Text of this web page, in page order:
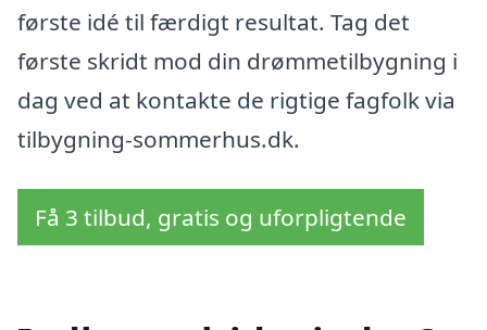
første idé til færdigt resultat. Tag det
første skridt mod din drømmetilbygning i
dag ved at kontakte de rigtige fagfolk via
tilbygning-sommerhus.dk.
Få 3 tilbud, gratis og uforpligtende